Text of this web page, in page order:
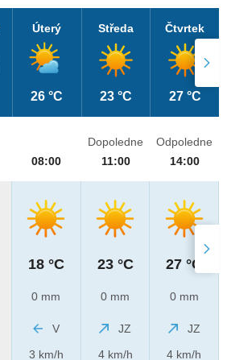
Úterý
26 °C
Středa
23 °C
Čtvrtek
27 °C
08:00
18 °C
0 mm
V
3 km/h
Dopoledne
11:00
23 °C
0 mm
JZ
4 km/h
Odpoledne
14:00
27 °C
0 mm
JZ
4 km/h